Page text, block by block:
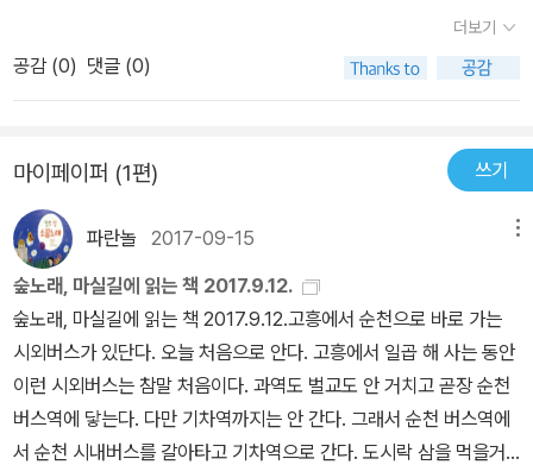
슴에 담으면서 새롭고 아름다운 꿈길을 걸어가는 씩씩한 어른으로 자
리리라 봅니다. 2017.10.13.쇠.ㅅㄴㄹ(숲노래/최종규 . 시골에서 그
림책 읽기)
는 순간, 마룻바닥의 물 발자국이 선연하게 보입니다.바다 물줄기의
흔적일까요?어디까지 꿈이고 현실일까요?한여름밤의 꿈처럼 영화가
바다가 아니지마음속에 푸른 바다의고래 한 마리 키우지 않으면청년
이 아니지푸른 바다가 고래를 위하여푸르다는 걸 아직 모르는 사람은
아직 사랑을 모르지고래도 가끔 수평선 위로 치솟아 올라별을 바라본
다.나도 가끔 내 마음 속의 고래를 위하여밤하늘 별들을 본다.
더보기
공감 (0) 댓글 (0)
마이페이퍼 (1편) 쓰기
파란놀 2017-09-15
숲노래, 마실길에 읽는 책 2017.9.12.
숲노래, 마실길에 읽는 책 2017.9.12.고흥에서 순천으로 바로 가는
시외버스가 있단다. 오늘 처음으로 안다. 고흥에서 일곱 해 사는 동안
이런 시외버스는 참말 처음이다. 과역도 벌교도 안 거치고 곧장 순천
버스역에 닿는다. 다만 기차역까지는 안 간다. 그래서 순천 버스역에
서 순천 시내버스를 갈아타고 기차역으로 간다. 도시락 삼을 먹을거